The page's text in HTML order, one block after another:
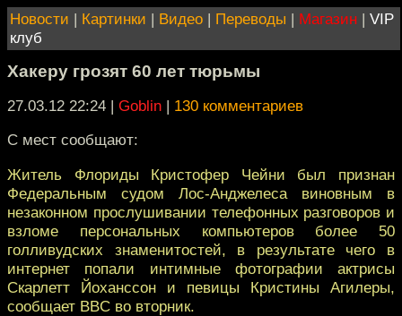
Новости | Картинки | Видео | Переводы | Магазин | VIP
клуб
Хакеру грозят 60 лет тюрьмы
27.03.12 22:24 | Goblin | 130 комментариев
С мест сообщают:
Житель Флориды Кристофер Чейни был признан
Федеральным судом Лос-Анджелеса виновным в
незаконном прослушивании телефонных разговоров и
взломе персональных компьютеров более 50
голливудских знаменитостей, в результате чего в
интернет попали интимные фотографии актрисы
Скарлетт Йоханссон и певицы Кристины Агилеры,
сообщает BBC во вторник.